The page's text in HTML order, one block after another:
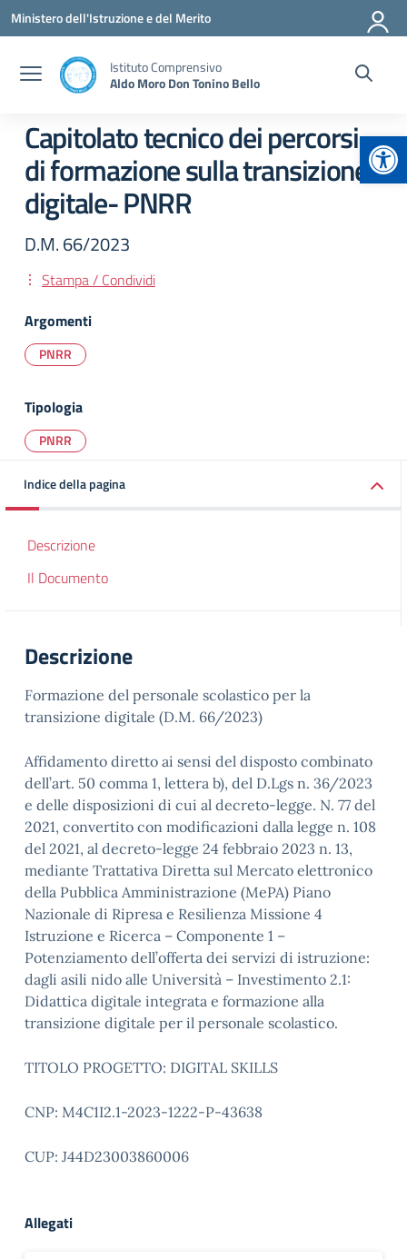
Vai ai contenuti
Vai al menu di navigazione
Vai al footer
Ministero dell'Istruzione e del Merito
Istituto Comprensivo
Aldo Moro Don Tonino Bello
Capitolato tecnico dei percorsi
di formazione sulla transizione
digitale- PNRR
D.M. 66/2023
Stampa / Condividi
Argomenti
PNRR
Tipologia
PNRR
Indice della pagina
Descrizione
Il Documento
Descrizione
Formazione del personale scolastico per la
transizione digitale (D.M. 66/2023)
Affidamento diretto ai sensi del disposto combinato
dell’art. 50 comma 1, lettera b), del D.Lgs n. 36/2023
e delle disposizioni di cui al decreto-legge. N. 77 del
2021, convertito con modificazioni dalla legge n. 108
del 2021, al decreto-legge 24 febbraio 2023 n. 13,
mediante Trattativa Diretta sul Mercato elettronico
della Pubblica Amministrazione (MePA) Piano
Nazionale di Ripresa e Resilienza Missione 4
Istruzione e Ricerca – Componente 1 –
Potenziamento dell’offerta dei servizi di istruzione:
dagli asili nido alle Università – Investimento 2.1:
Didattica digitale integrata e formazione alla
transizione digitale per il personale scolastico.
TITOLO PROGETTO: DIGITAL SKILLS
CNP: M4C1I2.1-2023-1222-P-43638
CUP: J44D23003860006
Allegati